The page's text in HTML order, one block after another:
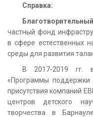
Справка:
частный фонд
в сфере естественных
среды для развития
В 2017-2019 гг.
«Программы поддержки
присутствия компаний
центров детского
творчества в